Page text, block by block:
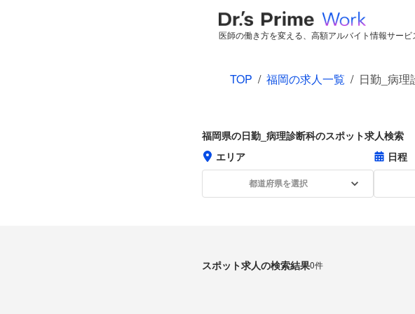
医師の働き方を変える、高額アルバイト情報サービ
TOP / 福岡の求人一覧 / 日勤_病理
福岡県の日勤_病理診断科のスポット求人検索
エリア
都道府県を選択
日程
スポット求人の検索結果0件